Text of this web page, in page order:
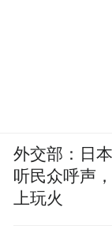
频)为凤凰网
布，本平台仅
Notice: The
pictures and
by the user
外交部：日
听民众呼声
上玩火